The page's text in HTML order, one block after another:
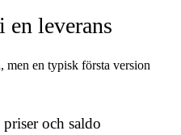
leverans
en typisk första version
och saldo